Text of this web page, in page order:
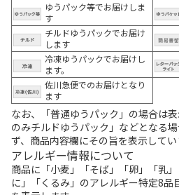
ゆうパック等でお届けしま
す
チルドゆうパックでお届け
します
冷凍ゆうパックでお届けし
ます。
佐川急便でのお届けとなり
ます
なお、「普通ゆうパック」の場合は
のみチルドゆうパック」などとなる
ず、商品内容欄にその旨を表示してい
アレルギー情報について
商品に「小麦」「そば」「卵」「乳
に」「くるみ」のアレルギー特定8品